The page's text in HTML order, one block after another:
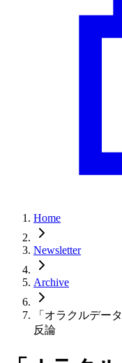
Home
Newsletter
Archive
「オラクルデー
反論